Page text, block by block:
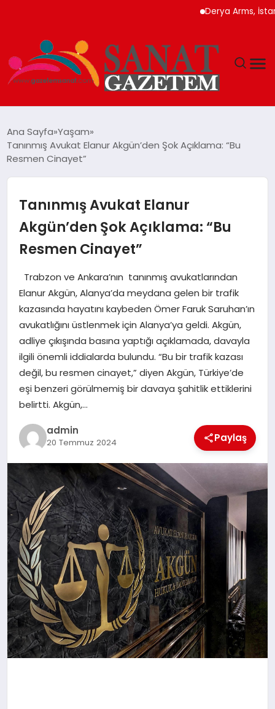
Derya Arms, İstanbul
TEKNOLOJI
YAŞAM
EKONOMI
SAĞLIK
DÜNYA
EĞITIM
Ana Sayfa Yaşam
Tanınmış Avukat Elanur Akgün’den Şok Açıklama: “Bu
Resmen Cinayet”
Tanınmış Avukat Elanur
Akgün’den Şok Açıklama: “Bu
Resmen Cinayet”
Trabzon ve Ankara’nın tanınmış avukatlarından
Elanur Akgün, Alanya’da meydana gelen bir trafik
kazasında hayatını kaybeden Ömer Faruk Saruhan’ın
avukatlığını üstlenmek için Alanya’ya geldi. Akgün,
adliye çıkışında basına yaptığı açıklamada, davayla
ilgili önemli iddialarda bulundu. “Bu bir trafik kazası
değil, bu resmen cinayet,” diyen Akgün, Türkiye’de
eşi benzeri görülmemiş bir davaya şahitlik ettiklerini
belirtti. Akgün,…
admin
20 Temmuz 2024 Paylaş